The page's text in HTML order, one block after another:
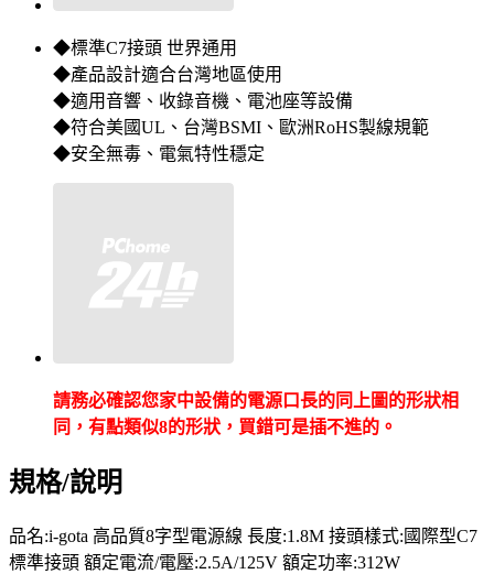
◆標準C7接頭 世界通用
◆產品設計適合台灣地區使用
◆適用音響、收錄音機、電池座等設備
◆符合美國UL、台灣BSMI、歐洲RoHS製線規範
◆安全無毒、電氣特性穩定
請務必確認您家中設備的電源口長的同上圖的形狀相
同，有點類似8的形狀，買錯可是插不進的。
規格/說明
品名:i-gota 高品質8字型電源線 長度:1.8M 接頭樣式:國際型C7
標準接頭 額定電流/電壓:2.5A/125V 額定功率:312W